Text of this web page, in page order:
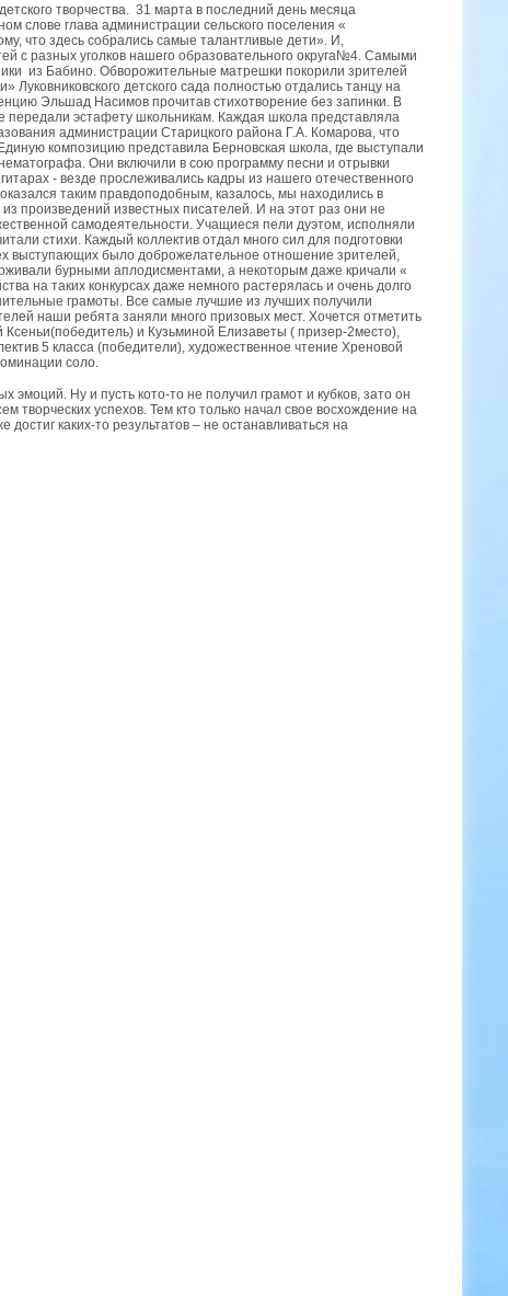
творчества. 31 марта в последний день месяца
слове глава администрации сельского поселения «
что здесь собрались самые талантливые дети». И,
с разных уголков нашего образовательного округа№4. Самыми
из Бабино. Обворожительные матрешки покорили зрителей
детского сада полностью отдались танцу на
Эльшад Насимов прочитав стихотворение без запинки. В
эстафету школьникам. Каждая школа представляла
администрации Старицкого района Г.А. Комарова, что
композицию представила Берновская школа, где выступали
Они включили в сою программу песни и отрывки
- везде прослеживались кадры из нашего отечественного
таким правдоподобным, казалось, мы находились в
произведений известных писателей. И на этот раз они не
самодеятельности. Учащиеся пели дуэтом, исполняли
стихи. Каждый коллектив отдал много сил для подготовки
выступающих было доброжелательное отношение зрителей,
бурными аплодисментами, а некоторым даже кричали «
на таких конкурсах даже немного растерялась и очень долго
грамоты. Все самые лучшие из лучших получили
наши ребята заняли много призовых мест. Хочется отметить
и Кузьминой Елизаветы ( призер-2место),
5 класса (победители), художественное чтение Хреновой
соло.
Ну и пусть кото-то не получил грамот и кубков, зато он
успехов. Тем кто только начал свое восхождение на
каких-то результатов – не останавливаться на